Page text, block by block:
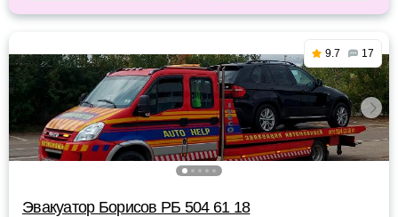
9.7 17
Эвакуатор Борисов РБ 504 61 18